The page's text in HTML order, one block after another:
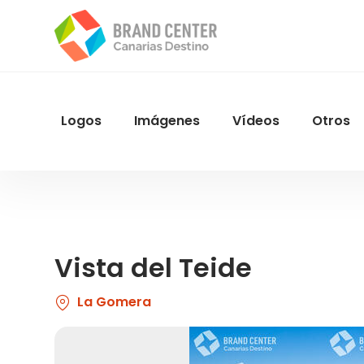
contenido
Menu
Logos Imágenes Vídeos Otros
Vista del Teide
La Gomera